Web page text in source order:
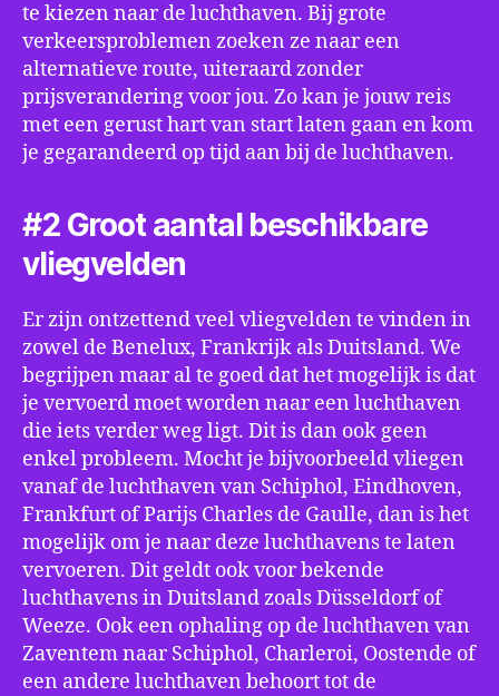
te kiezen naar de luchthaven. Bij grote
verkeersproblemen zoeken ze naar een
alternatieve route, uiteraard zonder
prijsverandering voor jou. Zo kan je jouw reis
met een gerust hart van start laten gaan en kom
je gegarandeerd op tijd aan bij de luchthaven.
#2 Groot aantal beschikbare
vliegvelden
Er zijn ontzettend veel vliegvelden te vinden in
zowel de Benelux, Frankrijk als Duitsland. We
begrijpen maar al te goed dat het mogelijk is dat
je vervoerd moet worden naar een luchthaven
die iets verder weg ligt. Dit is dan ook geen
enkel probleem. Mocht je bijvoorbeeld vliegen
vanaf de luchthaven van Schiphol, Eindhoven,
Frankfurt of Parijs Charles de Gaulle, dan is het
mogelijk om je naar deze luchthavens te laten
vervoeren. Dit geldt ook voor bekende
luchthavens in Duitsland zoals Düsseldorf of
Weeze. Ook een ophaling op de luchthaven van
Zaventem naar Schiphol, Charleroi, Oostende of
een andere luchthaven behoort tot de